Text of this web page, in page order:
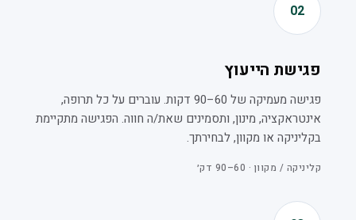
02
פגישת הייעוץ
פגישה מעמיקה של 60–90 דקות. עוברים על כל תרופה,
אינטראקציה, מינון, ותסמינים שאת/ה חווה. הפגישה מתקיימת
בקליניקה או מקוון, לבחירתך.
קליניקה / מקוון · 60–90 דק׳